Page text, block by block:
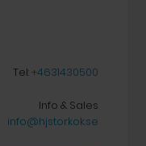
Tel:+4631430500
Info & Sales
info@hjstorkok.se